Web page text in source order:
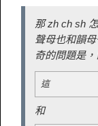
那 zh ch sh
聲母也和韻
奇的問題是
這
和